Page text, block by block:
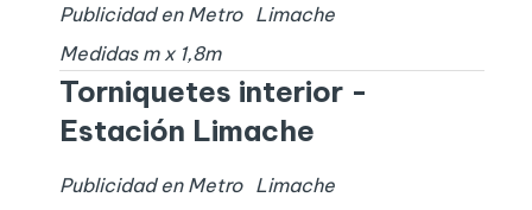
Publicidad en Metro
Limache
Medidas m x 1,8m
Torniquetes interior -
Estación Limache
Publicidad en Metro
Limache